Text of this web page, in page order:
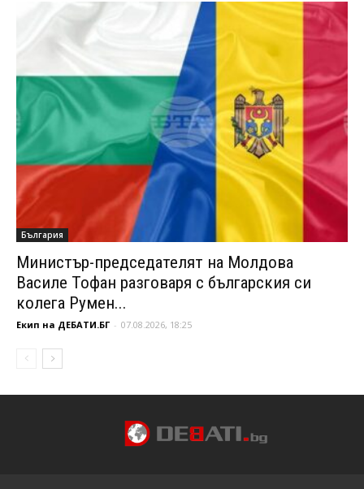
България
Министър-председателят на Молдова
Василе Тофан разговаря с българския си
колега Румен...
Екип на ДЕБАТИ.БГ - 07.08.2026, 18:25